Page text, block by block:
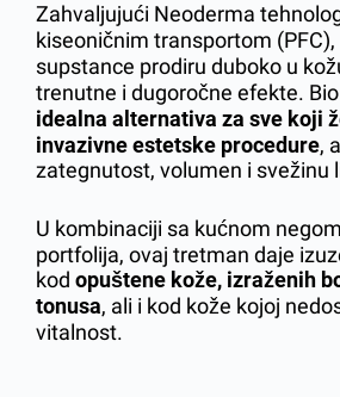
Zahvaljujući Neoderma
kiseoničnim transportom
supstance prodiru duboko u
trenutne i dugoročne efekte.
idealna alternativa za sve koji
invazivne estetske procedure,
zategnutost, volumen i svežinu
U kombinaciji sa kućnom
portfolija, ovaj tretman daje
kod opuštene kože, izraženih
tonusa, ali i kod kože kojoj
vitalnost.